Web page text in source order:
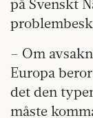
på Svenskt
– Om
Europa
det den
måste